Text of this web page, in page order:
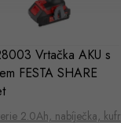
Vrtačka AKU s
FESTA SHARE
2.0Ah, nabíječka, kufr